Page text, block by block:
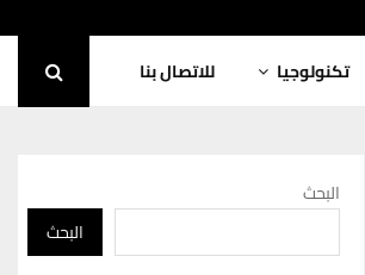
تكنولوجيا للاتصال بنا
البحث
البحث